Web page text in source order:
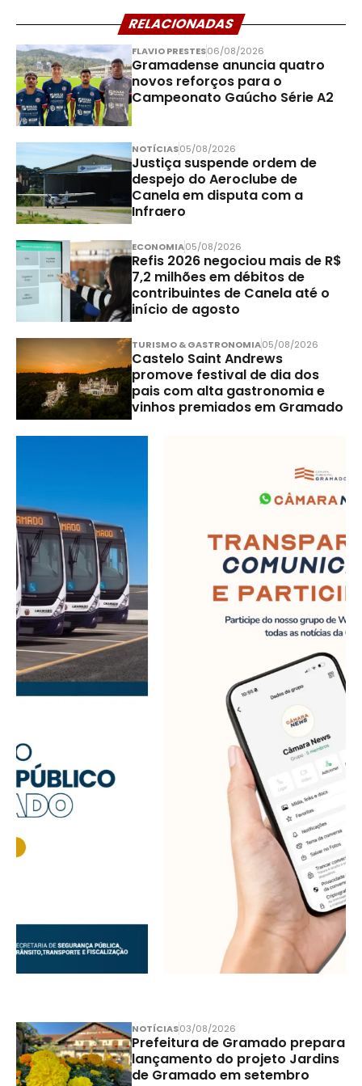
RELACIONADAS
FLAVIO PRESTES06/08/2026
Gramadense anuncia quatro
novos reforços para o
Campeonato Gaúcho Série A2
NOTÍCIAS05/08/2026
Justiça suspende ordem de
despejo do Aeroclube de
Canela em disputa com a
Infraero
ECONOMIA05/08/2026
Refis 2026 negociou mais de R$
7,2 milhões em débitos de
contribuintes de Canela até o
início de agosto
TURISMO & GASTRONOMIA05/08/2026
Castelo Saint Andrews
promove festival de dia dos
pais com alta gastronomia e
vinhos premiados em Gramado
NOTÍCIAS03/08/2026
Prefeitura de Gramado prepara
lançamento do projeto Jardins
de Gramado em setembro